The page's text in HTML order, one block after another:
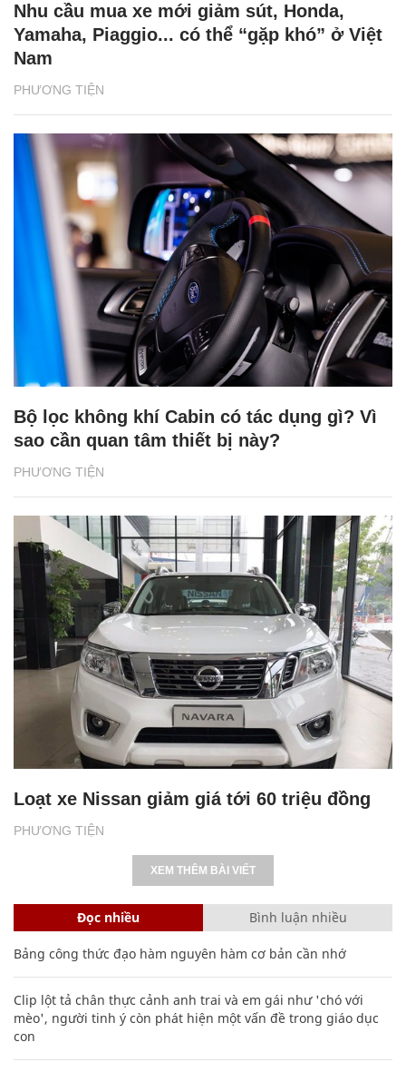
PHƯƠNG TIỆN
Nhu cầu mua xe mới giảm sút, Honda,
Yamaha, Piaggio... có thể “gặp khó” ở Việt
Nam
PHƯƠNG TIỆN
Bộ lọc không khí Cabin có tác dụng gì? Vì
sao cần quan tâm thiết bị này?
PHƯƠNG TIỆN
Loạt xe Nissan giảm giá tới 60 triệu đồng
XEM THÊM BÀI VIẾT
Đọc nhiều Bình luận nhiều
Bảng công thức đạo hàm nguyên hàm cơ bản cần nhớ
Clip lột tả chân thực cảnh anh trai và em gái như 'chó với
mèo', người tinh ý còn phát hiện một vấn đề trong giáo dục
con